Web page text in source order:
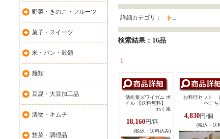
野菜・きのこ・フルーツ
菓子・スイーツ
米・パン・穀類
麺類
豆腐・大豆加工品
漬物・キムチ
惣菜・調理品
詳細カテゴリ： --
検索結果：16品
1
活松葉ズワイガニ ボ
イル 【送料無料】
わく庵
18,160円/匹
(税込・送料込み)
お料理セット
ぺこち
4,830円/個
(税込・送